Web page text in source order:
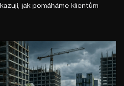
jak pomáháme klientům